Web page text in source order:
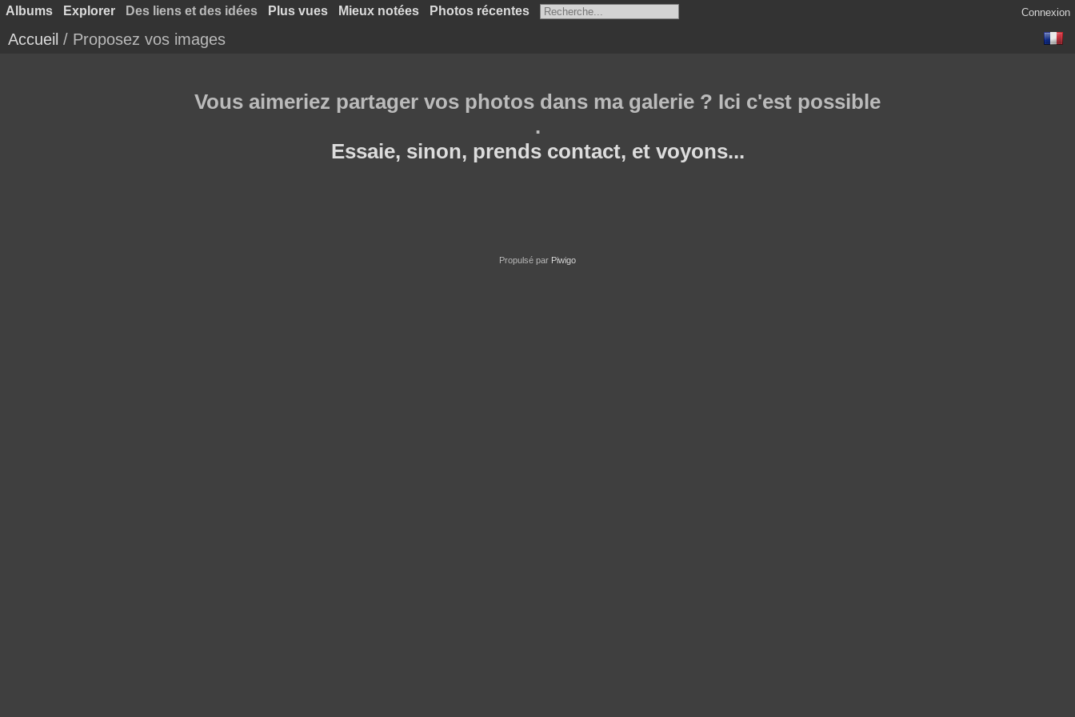
Albums Explorer Des liens et des idées Plus vues Mieux notées Photos récentes Connexion
Accueil / Proposez vos images
Vous aimeriez partager vos photos dans ma galerie ? Ici c'est possible
.
Essaie, sinon, prends contact, et voyons...
Propulsé par Piwigo